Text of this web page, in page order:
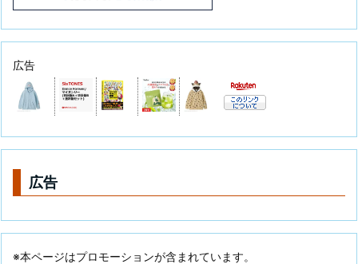
広告
広告
※本ページはプロモーションが含まれています。